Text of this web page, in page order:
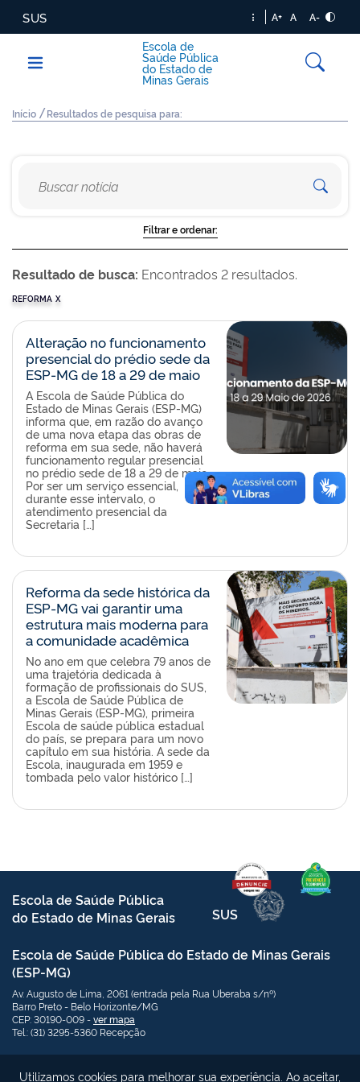
SUS A+ A A-
Escola de
Saúde Pública
do Estado de
Minas Gerais
Início /Resultados de pesquisa para:
Filtrar e ordenar:
Resultado de busca: Encontrados 2 resultados.
REFORMA X
Alteração no funcionamento
presencial do prédio sede da
ESP‑MG de 18 a 29 de maio
A Escola de Saúde Pública do
Estado de Minas Gerais (ESP-MG)
informa que, em razão do avanço
de uma nova etapa das obras de
reforma em sua sede, não haverá
funcionamento regular presencial
no prédio sede de 18 a 29 de maio.
Por ser um serviço essencial,
durante esse intervalo, o
atendimento presencial da
Secretaria […]
Reforma da sede histórica da
ESP-MG vai garantir uma
estrutura mais moderna para
a comunidade acadêmica
No ano em que celebra 79 anos de
uma trajetória dedicada à
formação de profissionais do SUS,
a Escola de Saúde Pública de
Minas Gerais (ESP-MG), primeira
Escola de saúde pública estadual
do país, se prepara para um novo
capítulo em sua história. A sede da
Escola, inaugurada em 1959 e
tombada pelo valor histórico […]
Escola de Saúde Pública
do Estado de Minas Gerais
SUS
Escola de Saúde Pública do Estado de Minas Gerais
(ESP-MG)
Av. Augusto de Lima, 2061 (entrada pela Rua Uberaba s/nº)
Barro Preto - Belo Horizonte/MG
CEP: 30190-009 -ver mapa
Tel.: (31) 3295-5360 Recepção
Utilizamos cookies para melhorar sua experiência. Ao aceitar,